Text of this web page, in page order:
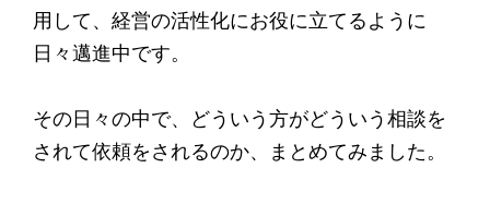
用して、経営の活性化にお役に立てるように
日々邁進中です。
その日々の中で、どういう方がどういう相談を
されて依頼をされるのか、まとめてみました。